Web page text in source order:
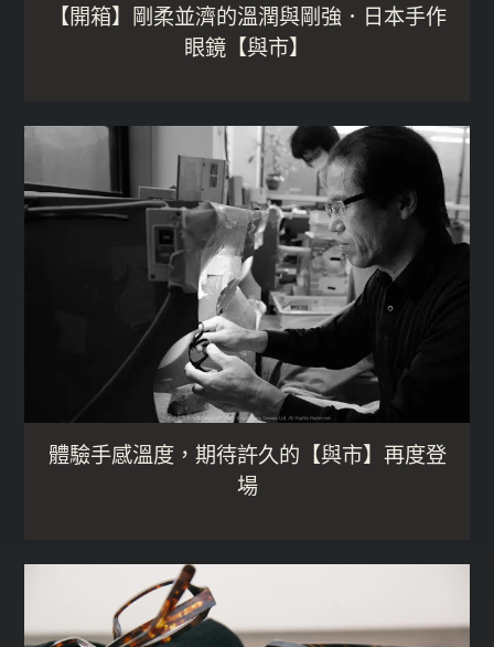
【開箱】剛柔並濟的溫潤與剛強．日本手作
眼鏡【與市】
體驗手感溫度，期待許久的【與市】再度登
場